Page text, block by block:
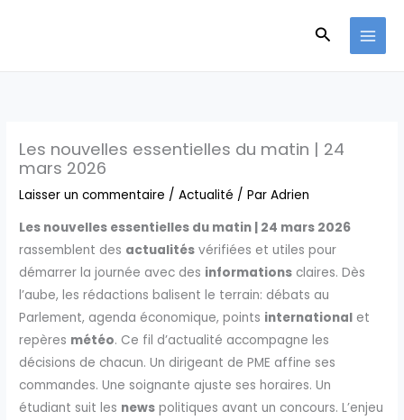
Les nouvelles essentielles du matin | 24
mars 2026
Laisser un commentaire /Actualité / ParAdrien
Les nouvelles essentielles du matin | 24 mars 2026
rassemblent des actualités vérifiées et utiles pour
démarrer la journée avec des informations claires. Dès
l’aube, les rédactions balisent le terrain: débats au
Parlement, agenda économique, points international et
repères météo. Ce fil d’actualité accompagne les
décisions de chacun. Un dirigeant de PME affine ses
commandes. Une soignante ajuste ses horaires. Un
étudiant suit les news politiques avant un concours. L’enjeu